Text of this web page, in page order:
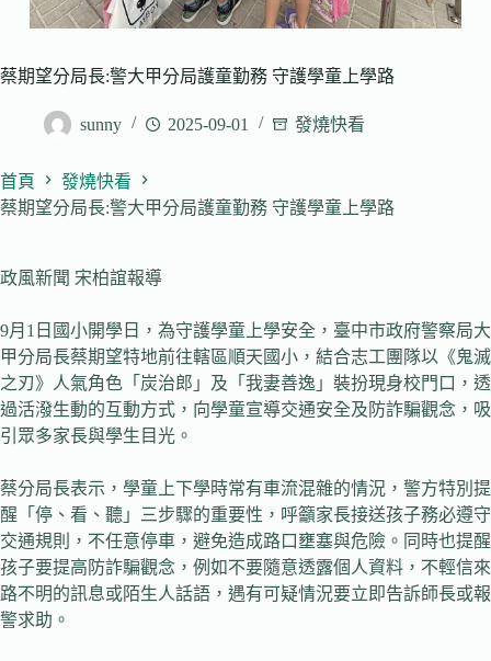
蔡期望分局長:警大甲分局護童勤務 守護學童上學路
sunny 2025-09-01 發燒快看
首頁
發燒快看
蔡期望分局長:警大甲分局護童勤務 守護學童上學路
政風新聞 宋柏誼報導
9月1日國小開學日，為守護學童上學安全，臺中市政府警察局大
甲分局長蔡期望特地前往轄區順天國小，結合志工團隊以《鬼滅
之刃》人氣角色「炭治郎」及「我妻善逸」裝扮現身校門口，透
過活潑生動的互動方式，向學童宣導交通安全及防詐騙觀念，吸
引眾多家長與學生目光。
蔡分局長表示，學童上下學時常有車流混雜的情況，警方特別提
醒「停、看、聽」三步驟的重要性，呼籲家長接送孩子務必遵守
交通規則，不任意停車，避免造成路口壅塞與危險。同時也提醒
孩子要提高防詐騙觀念，例如不要隨意透露個人資料，不輕信來
路不明的訊息或陌生人話語，遇有可疑情況要立即告訴師長或報
警求助。